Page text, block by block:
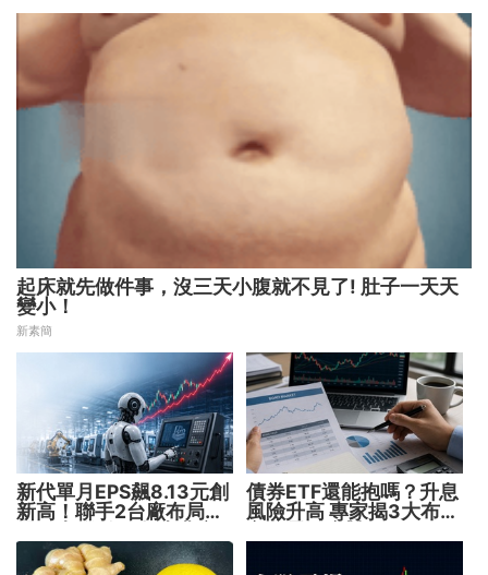
起床就先做件事，沒三天小腹就不見了! 肚子一天天
變小！
新素簡
新代單月EPS飆8.13元創
新高！聯手2台廠布局機
機
債券ETF還能抱嗎？升息
風險升高 專家揭3大布局